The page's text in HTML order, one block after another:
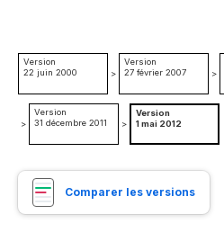
Version
22 juin 2000
>
Version
27 février 2007
>
>
Version
31 décembre 2011
>
Version
1 mai 2012
Comparer les versions